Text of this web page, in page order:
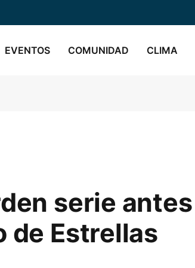
EVENTOS COMUNIDAD CLIMA
serie
de Estrellas